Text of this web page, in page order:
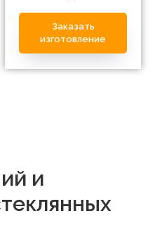
Заказать
изготовление
и